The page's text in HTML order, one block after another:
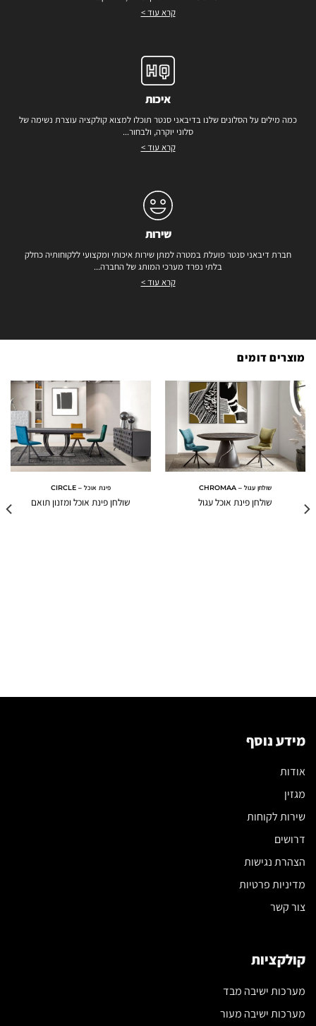
קרא עוד >
איכות
כמה מילים על הסלונים שלנו בדיבאני סנטר תוכלו למצוא קולקציה עוצרת נשימה של
סלוני יוקרה, ולבחור...
קרא עוד >
שירות
חברת דיבאני סנטר פועלת במטרה למתן שירות איכותי ומקצועי ללקוחותיה כחלק
בלתי נפרד מערכי המותג של החברה...
קרא עוד >
מוצרים דומים
שולחן עגול – CHROMAA
שולחן פינת אוכל עגול
פינת אוכל – CIRCLE
שולחן פינת אוכל ומזנון תואם
מידע נוסף
אודות
מגזין
שירות לקוחות
דרושים
הצהרת נגישות
מדיניות פרטיות
צור קשר
קולקציות
מערכות ישיבה מבד
מערכות ישיבה מעור